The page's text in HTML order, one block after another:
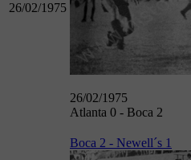
26/02/1975
26/02/1975
Atlanta 0 - Boca 2
Boca 2 - Newell´s 1